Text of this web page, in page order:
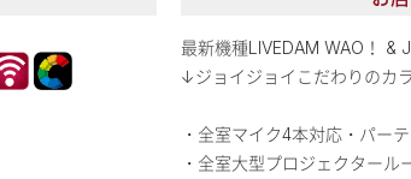
最新機種LIVEDAM WAO！ &
↓ジョイジョイこだわりのカ
・全室マイク4本対応・パー
・全室大型プロジェクタール